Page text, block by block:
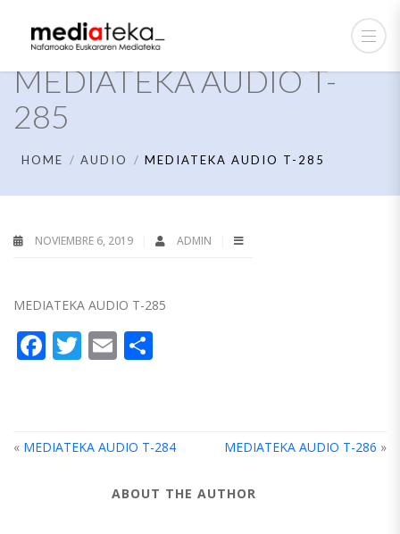
MEDIATEKA AUDIO T-
285
HOME AUDIO MEDIATEKA AUDIO T-285
NOVIEMBRE 6, 2019 ADMIN
MEDIATEKA AUDIO T-285
Facebook
Twitter
Email
« MEDIATEKA AUDIO T-284 MEDIATEKA AUDIO T-286 »
ABOUT THE AUTHOR